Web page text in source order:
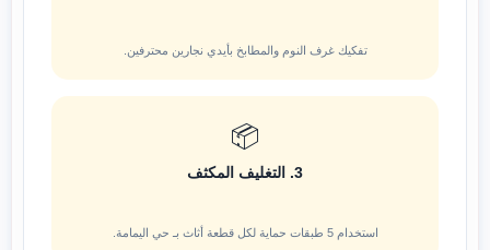
تفكيك غرف النوم والمطابخ بأيدي نجارين محترفين.
📦
3. التغليف المكثف
استخدام 5 طبقات حماية لكل قطعة أثاث بـ حي اليمامة.